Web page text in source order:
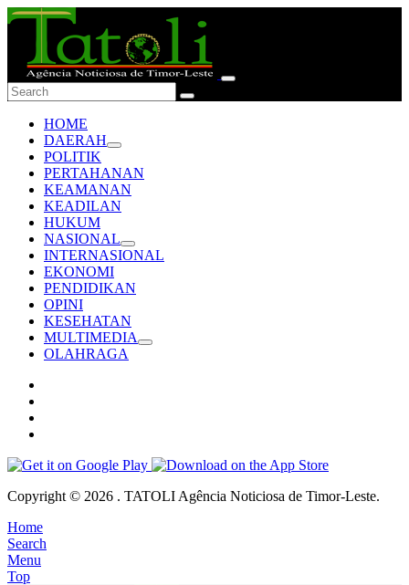
HOME
DAERAH
POLITIK
PERTAHANAN
KEAMANAN
KEADILAN
HUKUM
NASIONAL
INTERNASIONAL
EKONOMI
PENDIDIKAN
OPINI
KESEHATAN
MULTIMEDIA
OLAHRAGA
Copyright © 2026 . TATOLI Agência Noticiosa de Timor-Leste.
Home
Search
Menu
Top